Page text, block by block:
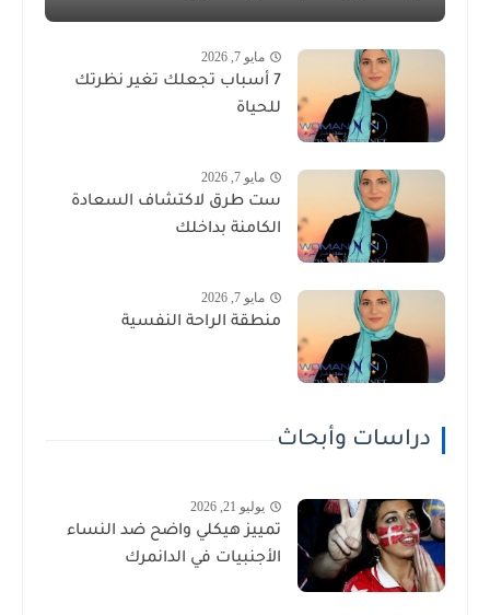
مايو 7, 2026
7 أسباب تجعلك تغير نظرتك
للحياة
مايو 7, 2026
ست طرق لاكتشاف السعادة
الكامنة بداخلك
مايو 7, 2026
منطقة الراحة النفسية
دراسات وأبحاث
يوليو 21, 2026
تمييز هيكلي واضح ضد النساء
الأجنبيات في الدانمرك